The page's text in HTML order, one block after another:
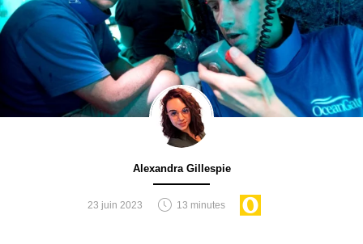
Alexandra Gillespie
23 juin 2023 13 minutes